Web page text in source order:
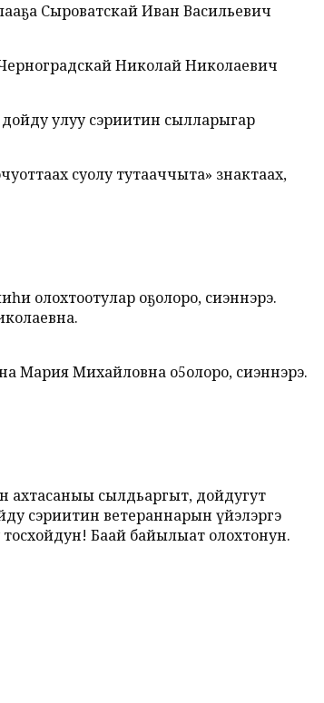
Сыроватскай Иван Васильевич
Николай Николаевич
улуу сэриитин сылларыгар
суолу тутааччыта» знактаах,
олохтоотулар оҕолоро, сиэннэрэ.
Мария Михайловна о5олоро, сиэннэрэ.
ахтасаныы сылдьаргыт, дойдугут
сэриитин ветераннарын үйэлэргэ
Баай байылыат олохтонун.